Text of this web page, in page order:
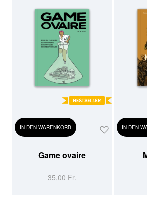
IN DEN WARENKORB
Game ovaire
35,00 Fr.
IN DEN